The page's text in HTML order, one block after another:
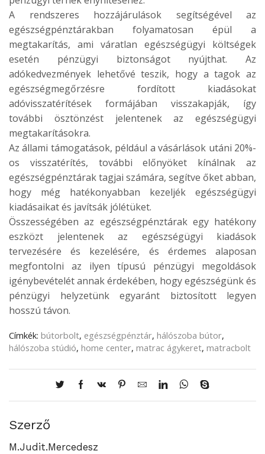
A rendszeres hozzájárulások segítségével az
egészségpénztárakban folyamatosan épül a
megtakarítás, ami váratlan egészségügyi költségek
esetén pénzügyi biztonságot nyújthat. Az
adókedvezmények lehetővé teszik, hogy a tagok az
egészségmegőrzésre fordított kiadásokat
adóvisszatérítések formájában visszakapják, így
további ösztönzést jelentenek az egészségügyi
megtakarításokra.
Az állami támogatások, például a vásárlások utáni 20%-
os visszatérítés, további előnyöket kínálnak az
egészségpénztárak tagjai számára, segítve őket abban,
hogy még hatékonyabban kezeljék egészségügyi
kiadásaikat és javítsák jólétüket.
Összességében az egészségpénztárak egy hatékony
eszközt jelentenek az egészségügyi kiadások
tervezésére és kezelésére, és érdemes alaposan
megfontolni az ilyen típusú pénzügyi megoldások
igénybevételét annak érdekében, hogy egészségünk és
pénzügyi helyzetünk egyaránt biztosított legyen
hosszú távon.
Címkék: bútorbolt, egészségpénztár, hálószoba bútor,
hálószoba stúdió, home center, matrac ágykeret, matracbolt
Szerző
M.Judit.Mercedesz